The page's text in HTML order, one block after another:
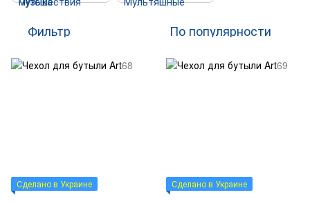
Фильтр По популярности
Сделано в Украине Сделано в Украине